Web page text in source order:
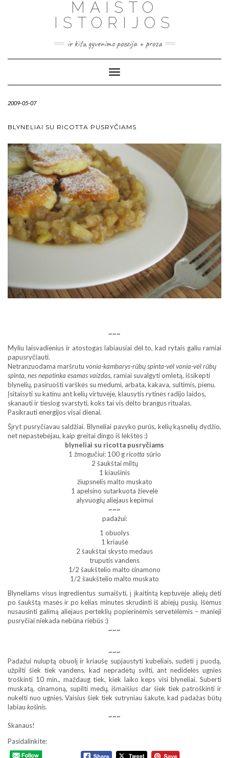
MAISTO
ISTORIJOS
ir kita gyvenimo poezija + proza
Toggle
Navigation
2009-05-07
BLYNELIAI SU RICOTTA PUSRYČIAMS
~~~
Myliu laisvadienius ir atostogas labiausiai dėl to, kad rytais galiu ramiai
papusryčiauti.
Netranzuodama maršrutu vonia-kambarys-rūbų spinta-vėl vonia-vėl rūbų
spinta, nes nepatinka esamas vaizdas, ramiai suvalgyti omletą, išsikepti
blynelių, pasiruošti varškės su medumi, arbata, kakava, sultimis, pienu.
Įsitaisyti su katinu ant kelių virtuvėje, klausytis rytinės radijo laidos,
skanauti ir tiesiog svarstyti, koks tai vis dėlto brangus ritualas.
Pasikrauti energijos visai dienai.
Šįryt pusryčiavau saldžiai. Blyneliai pavyko purūs, kelių kąsnelių dydžio,
net nepastebėjau, kaip greitai dingo iš lėkštės :)
blyneliai su ricotta pusryčiams
1 žmogučiui: 100 gricotta sūrio
2 šaukštai miltų
1 kiaušinis
žiupsnelis malto muskato
1 apelsino sutarkuota žievelė
alyvuogių aliejaus kepimui
~~~
padažui:
1 obuolys
1 kriaušė
2 šaukštai skysto medaus
truputis vandens
1/2 šaukštelio malto cinamono
1/2 šaukštelio malto muskato
Blyneliams visus ingredientus sumaišyti, į įkaitintą keptuvėje aliejų dėti
po šaukštą masės ir po kelias minutes skrudinti iš abiejų pusių. Išėmus
nusausinti galimą aliejaus perteklių popierinėmis servetėlėmis – manieji
pusryčiai niekada nebūna riebūs :)
~~~
~~~
Padažui nuluptą obuolį ir kriaušę supjaustyti kubeliais, sudėti į puodą,
užpilti šiek tiek vandens, kad nepradėtų svilti, ant nedidelės ugnies
troškinti 10 min., maždaug tiek, kiek laiko keps visi blyneliai. Suberti
muskatą, cinamoną, supilti medų, išmaišius dar šiek tiek patroškinti ir
nukelti nuo ugnies. Vaisius šiek tiek sutryniau šakute, kad padažas būtų
labiau košinis.
~~~
Skanaus!
Pasidalinkite: